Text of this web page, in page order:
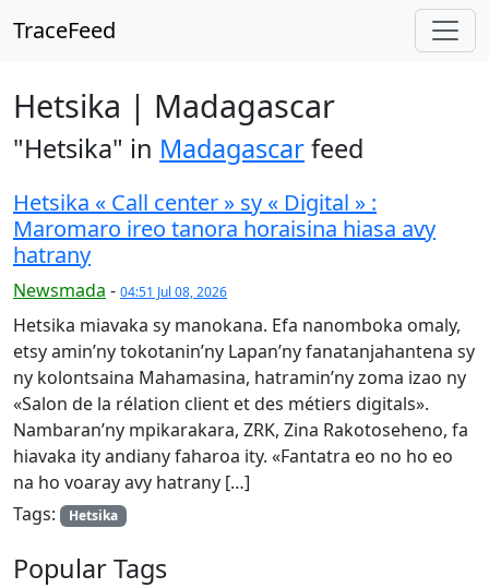
TraceFeed
Hetsika | Madagascar
"Hetsika" in Madagascarfeed
Hetsika « Call center » sy « Digital » :
Maromaro ireo tanora horaisina hiasa avy
hatrany
Newsmada - 04:51 Jul 08, 2026
Hetsika miavaka sy manokana. Efa nanomboka omaly,
etsy amin’ny tokotanin’ny La­pan’ny fanatanjahantena sy
ny kolontsaina Mahamasina, hatramin’ny zoma izao ny
«Salon de la rélation client et des métiers digitals».
Nambaran’ny mpikarakara, ZRK, Zina Rakotoseheno, fa
hiavaka ity andiany faharoa ity. «Fantatra eo no ho eo
na ho voaray avy hatrany […]
Tags:
Hetsika
Popular Tags